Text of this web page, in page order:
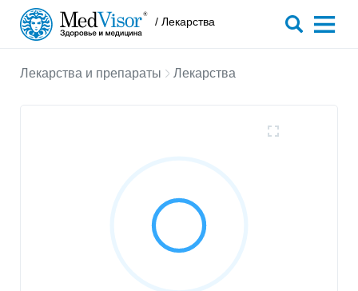
/ Лекарства
Лекарства и препараты Лекарства